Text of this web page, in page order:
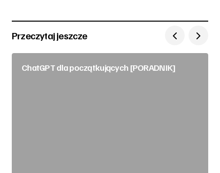
Przeczytaj jeszcze
ChatGPT dla początkujących [PORADNIK]